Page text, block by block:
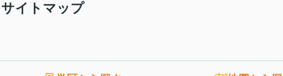
サイトマップ